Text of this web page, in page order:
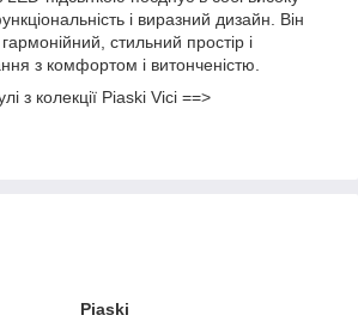
і виразний дизайн. Він
стильний простір і
з комфортом і витонченістю.
з колекції Piaski Vici ==>
Piaski